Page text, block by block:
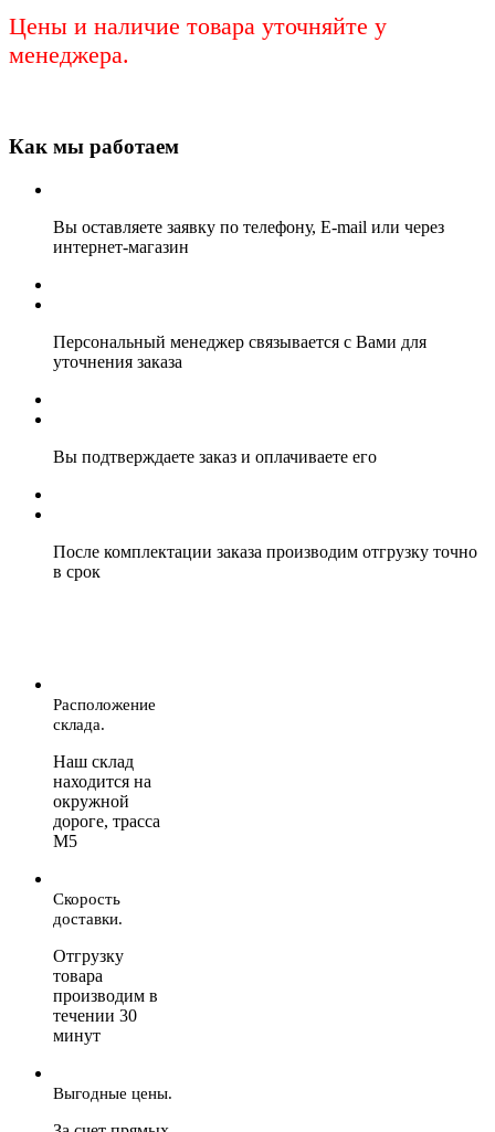
Цены и наличие товара уточняйте у
менеджера.
Как мы работаем
Вы оставляете заявку по телефону, E-mail или через
интернет-магазин
Персональный менеджер связывается с Вами для
уточнения заказа
Вы подтверждаете заказ и оплачиваете его
После комплектации заказа производим отгрузку точно
в срок
Расположение
склада.
Наш склад
находится на
окружной
дороге, трасса
М5
Скорость
доставки.
Отгрузку
товара
производим в
течении 30
минут
Выгодные цены.